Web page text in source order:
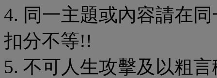
4. 同一主題或內容請在
扣分不等!!
5. 不可人生攻擊及以粗